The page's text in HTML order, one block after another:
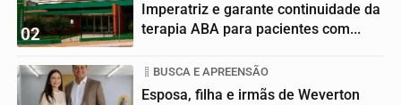
02
Imperatriz e garante continuidade da
terapia ABA para pacientes com...
BUSCA E APREENSÃO
Esposa, filha e irmãs de Weverton